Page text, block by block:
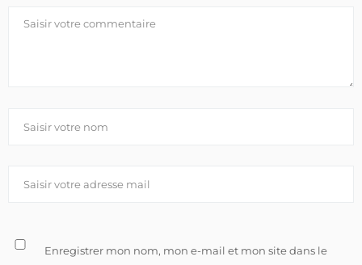
Enregistrer mon nom, mon e-mail et mon site dans le